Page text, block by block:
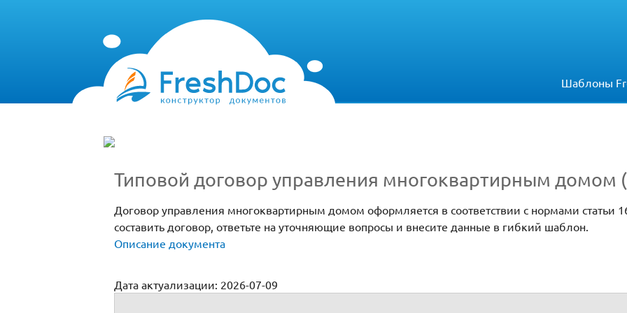
Шаблоны
Типовой договор управления многоквартирным
Договор управления многоквартирным домом оформляется в соответствии с нормами статьи
составить договор, ответьте на уточняющие вопросы и внесите данные в гибкий шаблон.
Описание документа
Дата актуализации: 2026-07-09